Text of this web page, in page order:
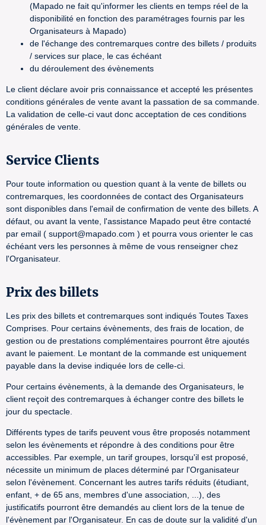
(Mapado ne fait qu'informer les clients en temps réel de la
disponibilité en fonction des paramétrages fournis par les
Organisateurs à Mapado)
de l'échange des contremarques contre des billets / produits
/ services sur place, le cas échéant
du déroulement des évènements
Le client déclare avoir pris connaissance et accepté les présentes
conditions générales de vente avant la passation de sa commande.
La validation de celle-ci vaut donc acceptation de ces conditions
générales de vente.
Service Clients
Pour toute information ou question quant à la vente de billets ou
contremarques, les coordonnées de contact des Organisateurs
sont disponibles dans l'email de confirmation de vente des billets. A
défaut, ou avant la vente, l'assistance Mapado peut être contacté
par email ( support@mapado.com ) et pourra vous orienter le cas
échéant vers les personnes à même de vous renseigner chez
l'Organisateur.
Prix des billets
Les prix des billets et contremarques sont indiqués Toutes Taxes
Comprises. Pour certains évènements, des frais de location, de
gestion ou de prestations complémentaires pourront être ajoutés
avant le paiement. Le montant de la commande est uniquement
payable dans la devise indiquée lors de celle-ci.
Pour certains évènements, à la demande des Organisateurs, le
client reçoit des contremarques à échanger contre des billets le
jour du spectacle.
Différents types de tarifs peuvent vous être proposés notamment
selon les évènements et répondre à des conditions pour être
accessibles. Par exemple, un tarif groupes, lorsqu'il est proposé,
nécessite un minimum de places déterminé par l'Organisateur
selon l'évènement. Concernant les autres tarifs réduits (étudiant,
enfant, + de 65 ans, membres d'une association, ...), des
justificatifs pourront être demandés au client lors de la tenue de
l'évènement par l'Organisateur. En cas de doute sur la validité d'un